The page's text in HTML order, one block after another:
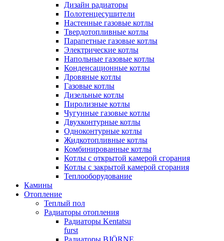
Дизайн радиаторы
Полотенцесушители
Настенные газовые котлы
Твердотопливные котлы
Парапетные газовые котлы
Электрические котлы
Напольные газовые котлы
Конденсационные котлы
Дровяные котлы
Газовые котлы
Дизельные котлы
Пиролизные котлы
Чугунные газовые котлы
Двухконтурные котлы
Одноконтурные котлы
Жидкотопливные котлы
Комбинированные котлы
Котлы с открытой камерой сгорания
Котлы с закрытой камерой сгорания
Теплооборудование
Камины
Отопление
Теплый пол
Радиаторы отопления
Радиаторы Kentatsu
furst